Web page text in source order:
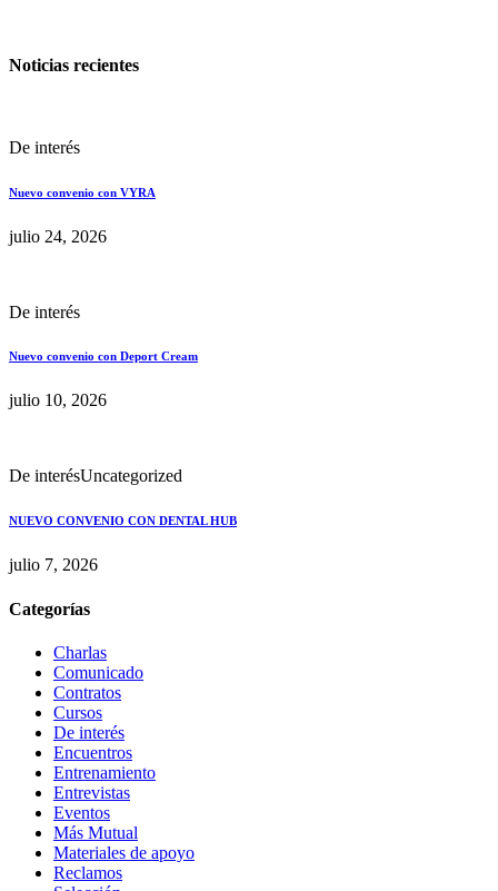
Noticias recientes
De interés
Nuevo convenio con VYRA
julio 24, 2026
De interés
Nuevo convenio con Deport Cream
julio 10, 2026
De interésUncategorized
NUEVO CONVENIO CON DENTAL HUB
julio 7, 2026
Categorías
Charlas
Comunicado
Contratos
Cursos
De interés
Encuentros
Entrenamiento
Entrevistas
Eventos
Más Mutual
Materiales de apoyo
Reclamos